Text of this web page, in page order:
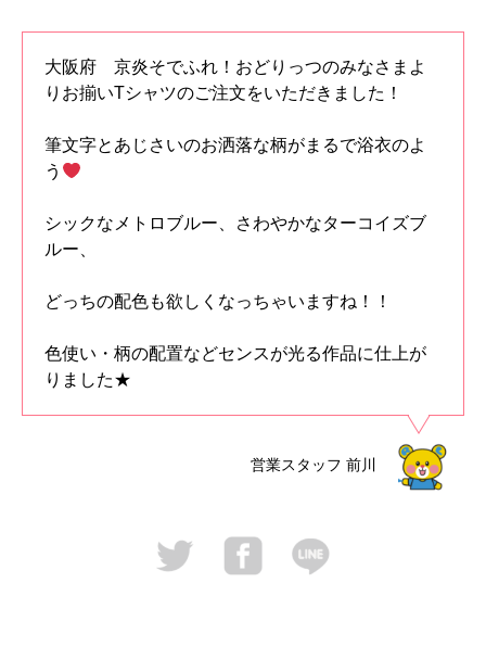
大阪府 京炎そでふれ！おどりっつのみなさまよ
りお揃いTシャツのご注文をいただきました！
筆文字とあじさいのお洒落な柄がまるで浴衣のよ
う
シックなメトロブルー、さわやかなターコイズブ
ルー、
どっちの配色も欲しくなっちゃいますね！！
色使い・柄の配置などセンスが光る作品に仕上が
りました★
営業スタッフ 前川